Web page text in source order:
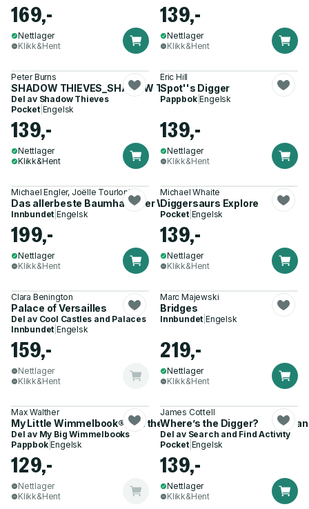
169,-
Nettlager
Klikk&Hent
139,-
Nettlager
Klikk&Hent
Peter Burns
SHADOW THIEVES_SHADOW THIE1 PB
Del av Shadow Thieves
Pocket| Engelsk
139,-
Nettlager
Klikk&Hent
Eric Hill
Spot''s Digger
Pappbok|Engelsk
139,-
Nettlager
Klikk&Hent
Michael Engler, Joëlle Tourlonias
Das allerbeste Baumhaus der Welt
Innbundet |Engelsk
199,-
Nettlager
Klikk&Hent
Michael Whaite
Diggersaurs Explore
Pocket| Engelsk
139,-
Nettlager
Klikk&Hent
Clara Benington
Palace of Versailles
Del av Cool Castles and Palaces
Innbundet |Engelsk
159,-
Nettlager
Klikk&Hent
Marc Majewski
Bridges
Innbundet |Engelsk
219,-
Nettlager
Klikk&Hent
Max Walther
My Little Wimmelbook® – At the Construction Site – A
Del av My Big Wimmelbooks
Pappbok|Engelsk
129,-
Nettlager
Klikk&Hent
James Cottell
Where’s the Digger?
Del av Search and Find Activity
Pocket| Engelsk
139,-
Nettlager
Klikk&Hent